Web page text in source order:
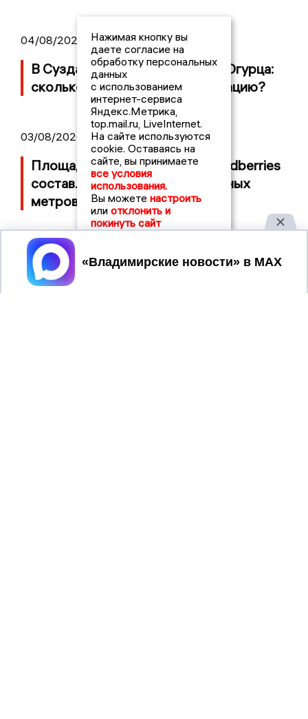
04/08/2026 09:01
В Суздале прошёл Фестиваль Огурца:
сколько потратили на организацию?
03/08/2026 14:13
Площадь пожара на складе Wildberries
составляет 100 тысяч квадратных
метров
Нажимая кнопку вы
даете согласие на
обработку персональных
данных
с использованием
интернет-сервиса
Яндекс.Метрика,
top.mail.ru, LiveInternet.
На сайте используются
cookie. Оставаясь на
сайте, вы принимаете
все условия
использования.
Вы можете настроить
или отклонить и
покинуть сайт
Принять